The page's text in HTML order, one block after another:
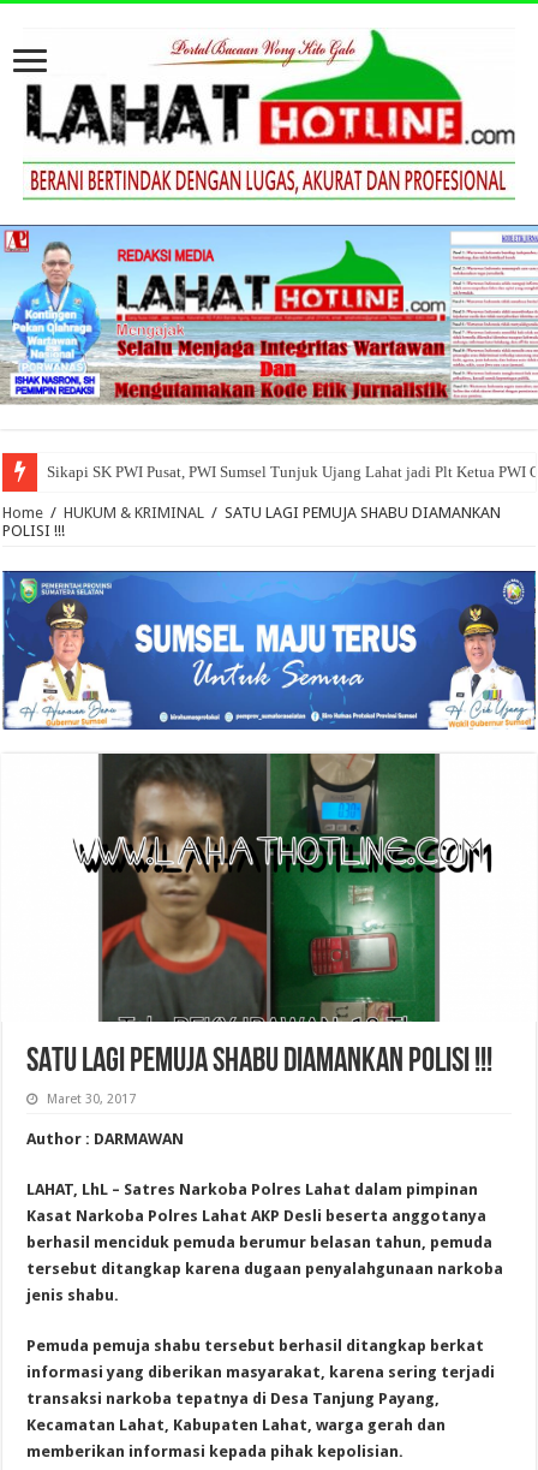
Sikapi SK PWI Pusat, PWI Sumsel Tunjuk Ujang Lahat jadi Plt Ketua PWI
Home / HUKUM & KRIMINAL / SATU LAGI PEMUJA SHABU DIAMANKAN
POLISI !!!
SATU LAGI PEMUJA SHABU DIAMANKAN POLISI !!!
Maret 30, 2017
Author : DARMAWAN
LAHAT, LhL – Satres Narkoba Polres Lahat dalam pimpinan
Kasat Narkoba Polres Lahat AKP Desli beserta anggotanya
berhasil menciduk pemuda berumur belasan tahun, pemuda
tersebut ditangkap karena dugaan penyalahgunaan narkoba
jenis shabu.
Pemuda pemuja shabu tersebut berhasil ditangkap berkat
informasi yang diberikan masyarakat, karena sering terjadi
transaksi narkoba tepatnya di Desa Tanjung Payang,
Kecamatan Lahat, Kabupaten Lahat, warga gerah dan
memberikan informasi kepada pihak kepolisian.